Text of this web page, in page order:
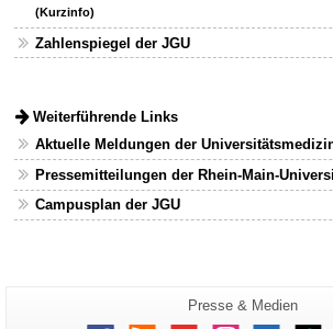
(Kurzinfo)
Zahlenspiegel der JGU
Weiterführende Links
Aktuelle Meldungen der
Pressemitteilungen der Rhein-Main-
Campusplan der JGU
Zusätzliche
Seiten-
Name:
Presse & Medien